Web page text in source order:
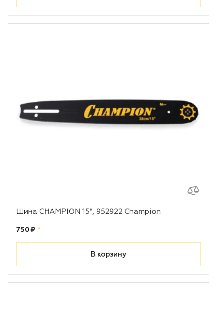
Шина CHAMPION 15", 952922 Champion
Цена:
750 ₽ рублей
*
В корзину